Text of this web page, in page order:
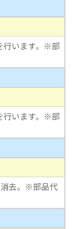
行います。※部
行います。※部
去。※部品代